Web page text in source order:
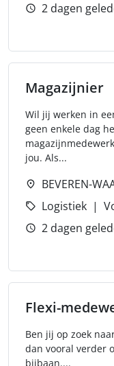
2 dagen
Magazijnier
Wil jij werken in
geen enkele dag
jou. Als...
BEVEREN-
Logistiek
2 dagen
Flexi-
Ben jij op zoek
dan vooral verder
bijbaan....